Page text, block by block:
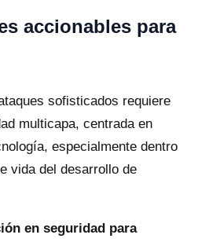
accionables para
sofisticados requiere
multicapa, centrada en
especialmente dentro
vida del desarrollo de
en seguridad para